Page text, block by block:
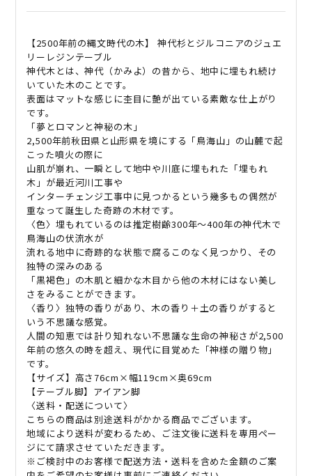
【2500年前の縄文時代の木】 神代杉とジルコニアのジュエ
リーレジンテーブル
神代木とは、神代（かみよ）の昔から、地中に埋もれ続け
いていた木のことです。
表面はマットな感じに杢目に艶が出ている素敵な仕上がり
です。
「夢とロマンと神秘の木」
2,500年前秋田県と山形県を境にする「鳥海山」の山麓で起
こった噴火の際に
山肌が崩れ、一瞬として地中や川底に埋もれた「埋もれ
木」が最近河川工事や
インターチェンジ工事中に見つかるという幾多もの偶然が
重なって誕生した奇跡の木材です。
〈色〉埋もれているのは推定樹齢300年～400年の神代木で
鳥海山の伏流水が
流れる地中に奇跡的な状態で腐るこのなく見つかり、その
独特の深みのある
「黒褐色」の木肌と細かな木目から他の木材にはない美し
さをみることができます。
〈香り〉独特の香りがあり、木の香り＋土の香りがすると
いう不思議な感覚。
人間の知恵では計り知れない不思議な生命の神秘さが2,500
年前の悠久の時を超え、現代に目覚めた「神様の贈り物」
です。
【サイズ】高さ76cm× 幅119cm×奥69cm
【テーブル脚】アイアン脚
〈送料・配送について〉
こちらの商品は別途送料がかかる商品でございます。
地域により送料が変わるため、ご注文後に送料を専用ペー
ジにて請求させていただきます。
※ご検討中のお客様で配送方法・送料を含めた金額のご案